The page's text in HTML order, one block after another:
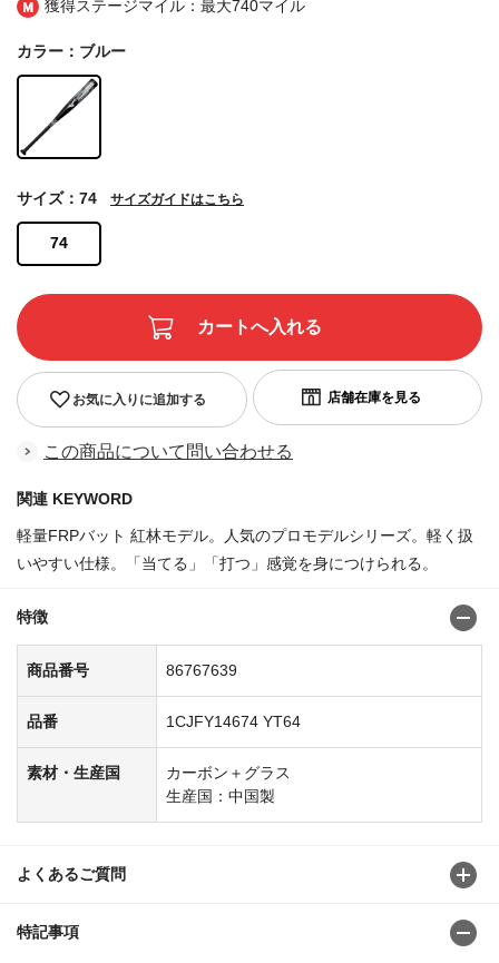
獲得ステージマイル：最大740マイル
カラー：ブルー
74
サイズ：74 サイズガイドはこちら
お気に入りに追加する
この商品について問い合わせる
関連 KEYWORD
軽量FRPバット 紅林モデル。人気のプロモデルシリーズ。軽く扱
いやすい仕様。「当てる」「打つ」感覚を身につけられる。
特徴
商品番号 86767639
品番 1CJFY14674 YT64
素材・生産国
カーボン＋グラス
生産国：中国製
よくあるご質問
特記事項